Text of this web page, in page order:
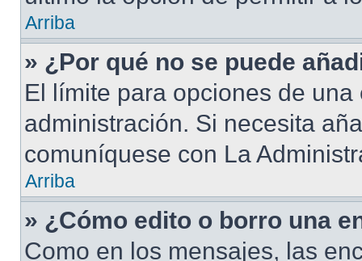
Arriba
» ¿Por qué no se puede
El límite para opciones de
administración. Si necesita
comuníquese con La
Arriba
» ¿Cómo edito o borro una
Como en los mensajes, las